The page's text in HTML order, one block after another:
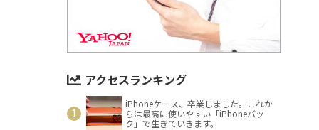
アクセスランキング
iPhoneケース、卒業しました。これか
らは最高に使いやすい「iPhoneバッ
ク」で生きていきます。